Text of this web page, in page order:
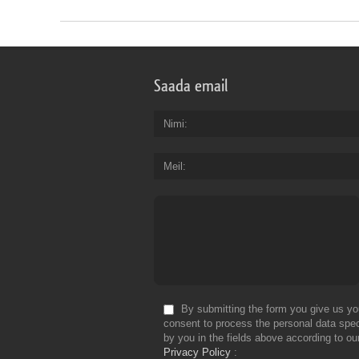
Saada email
Nimi
Meil
By submitting the form you give us
consent to process the personal data
by you in the fields above according to
Privacy Policy